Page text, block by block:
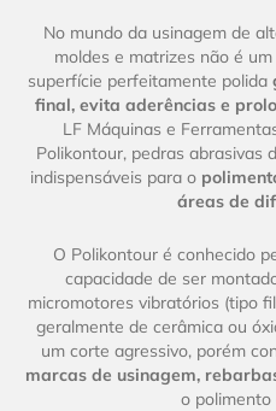
No mundo da usinagem de
moldes e matrizes não é
superfície perfeitamente polida
final, evita aderências e
LF Máquinas e
Polikontour, pedras abrasivas
indispensáveis para o
áreas de
O Polikontour é conhecido
capacidade de ser
micromotores vibratórios (tipo
geralmente de cerâmica ou
um corte agressivo, porém
marcas de usinagem,
o polimento